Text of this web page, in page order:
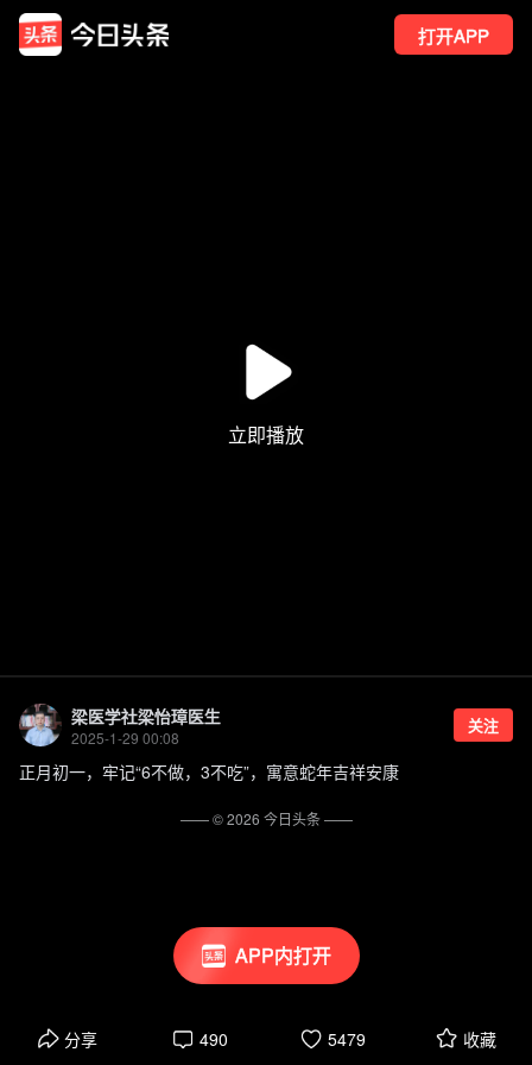
打开APP
APP内打开
梁医学社梁怡璋医生
2025-1-29 00:08
关注
正月初一，牢记“6不做，3不吃”，寓意蛇年吉祥安康
分享 490 5479 收藏
—— ©2026 今日头条——